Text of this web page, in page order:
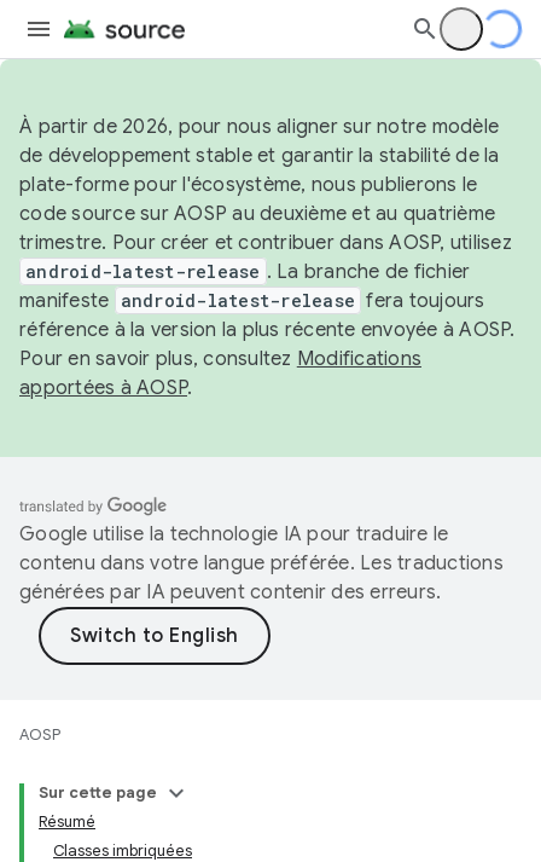
À partir de 2026, pour nous aligner sur notre modèle
de développement stable et garantir la stabilité de la
plate-forme pour l'écosystème, nous publierons le
code source sur AOSP au deuxième et au quatrième
trimestre. Pour créer et contribuer dans AOSP, utilisez
android-latest-release . La branche de fichier
manifeste android-latest-release fera toujours
référence à la version la plus récente envoyée à AOSP.
Pour en savoir plus, consultez Modifications
apportées à AOSP.
Google utilise la technologie IA pour traduire le
contenu dans votre langue préférée. Les traductions
générées par IA peuvent contenir des erreurs.
AOSP
Sur cette page
Résumé
Classes imbriquées